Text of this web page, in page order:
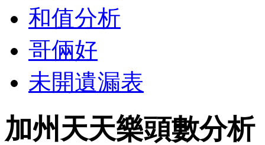
和值分析
哥倆好
未開遺漏表
加州天天樂頭數分析